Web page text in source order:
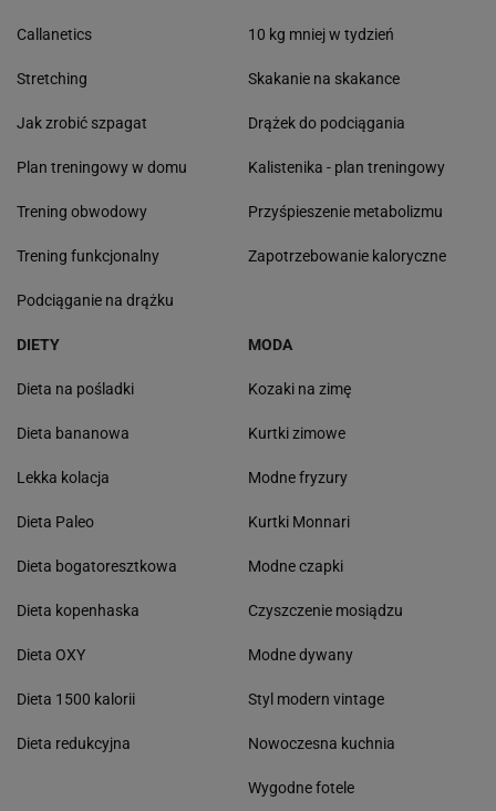
Callanetics
Stretching
Jak zrobić szpagat
Plan treningowy w domu
Trening obwodowy
Trening funkcjonalny
Podciąganie na drążku
10 kg mniej w tydzień
Skakanie na skakance
Drążek do podciągania
Kalistenika - plan treningowy
Przyśpieszenie metabolizmu
Zapotrzebowanie kaloryczne
DIETY
Dieta na pośladki
Dieta bananowa
Lekka kolacja
Dieta Paleo
Dieta bogatoresztkowa
Dieta kopenhaska
Dieta OXY
Dieta 1500 kalorii
Dieta redukcyjna
MODA
Kozaki na zimę
Kurtki zimowe
Modne fryzury
Kurtki Monnari
Modne czapki
Czyszczenie mosiądzu
Modne dywany
Styl modern vintage
Nowoczesna kuchnia
Wygodne fotele